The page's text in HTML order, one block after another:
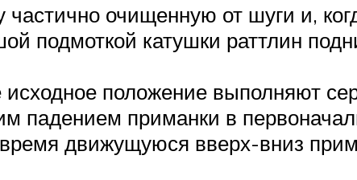
очищенную от шуги и,
подмоткой катушки раттлин
исходное положение выполняют
падением приманки в
движущуюся вверх-вниз